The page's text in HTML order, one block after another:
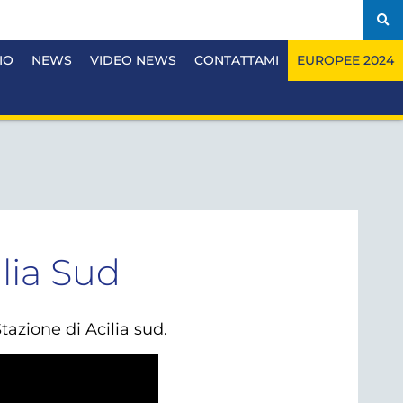
NEWS VIDEO NEWS CONTATTAMI EUROPEE 2024
Sud
di Acilia sud.